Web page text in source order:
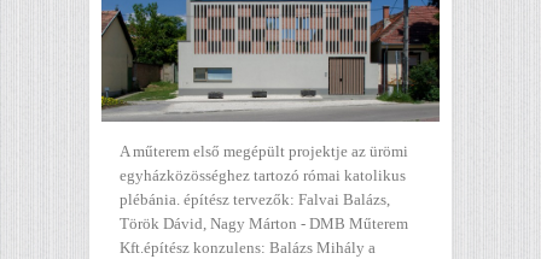
A műterem első megépült projektje az ürömi
egyházközösséghez tartozó római katolikus
plébánia. építész tervezők: Falvai Balázs,
Török Dávid, Nagy Márton - DMB Műterem
Kft.építész konzulens: Balázs Mihály a